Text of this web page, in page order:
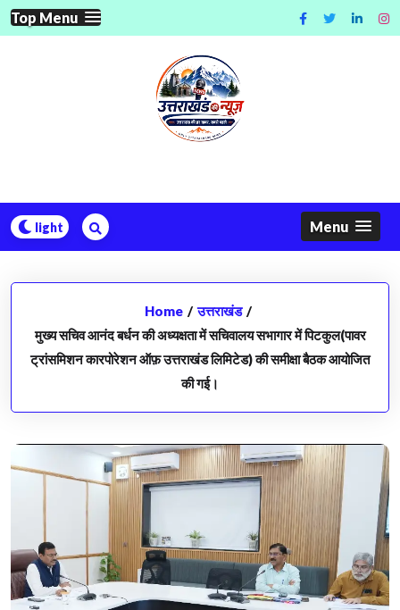
Skip
to
Top Menu
Menu
Home / उत्तराखंड /
मुख्य सचिव आनंद बर्धन की अध्यक्षता में सचिवालय सभागार में पिटकुल(पावर
ट्रांसमिशन कारपोरेशन ऑफ़ उत्तराखंड लिमिटेड) की समीक्षा बैठक आयोजित
की गई।